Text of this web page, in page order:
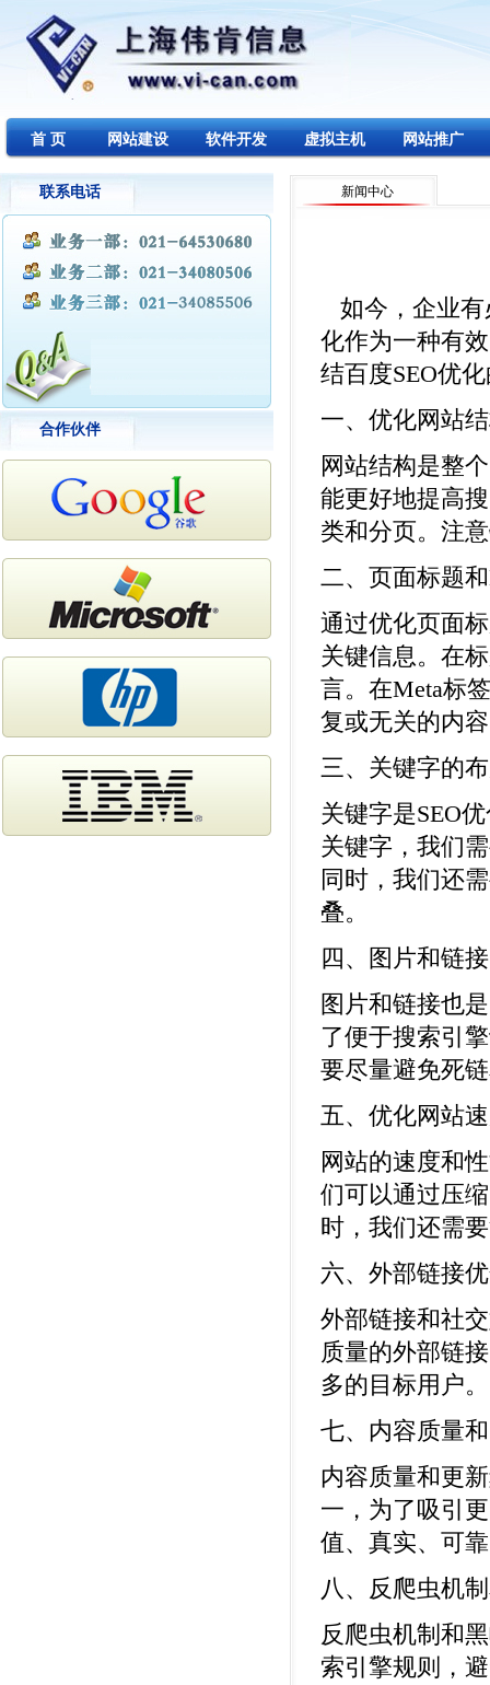
首 页 网站建设 软件开发 虚拟主机 网站推广
联系电话
合作伙伴
新闻中心
如今，企业有
化作为一种有
结百度SEO优
一、优化网站
网站结构是整
能更好地提高
类和分页。注
二、页面标题
通过优化页面
关键信息。在
言。在Meta标
复或无关的内
三、关键字的
关键字是SEO
关键字，我们
同时，我们还
叠。
四、图片和链
图片和链接也
了便于搜索引
要尽量避免死
五、优化网站
网站的速度和
们可以通过压
时，我们还需
六、外部链接
外部链接和社
质量的外部链
多的目标用户。
七、内容质量
内容质量和更
一，为了吸引
值、真实、可
八、反爬虫机
反爬虫机制和
索引擎规则，